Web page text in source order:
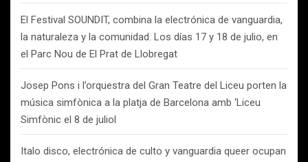
El Festival SOUNDIT, combina la electrónica de vanguardia,
la naturaleza y la comunidad. Los días 17 y 18 de julio, en
el Parc Nou de El Prat de Llobregat
Josep Pons i l’orquestra del Gran Teatre del Liceu porten la
música simfònica a la platja de Barcelona amb ‘Liceu
Simfònic el 8 de juliol
Italo disco, electrónica de culto y vanguardia queer ocupan